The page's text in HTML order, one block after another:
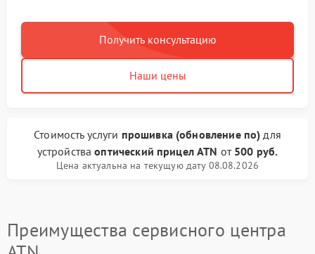
Получить консультацию
Наши цены
Стоимость услуги прошивка (обновление по) для
устройстваоптический прицел ATN от 500 руб.
Цена актуальна на текущую дату 08.08.2026
Преимущества сервисного центра